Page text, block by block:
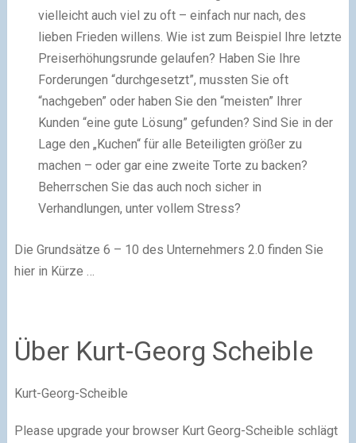
vielleicht auch viel zu oft – einfach nur nach, des
lieben Frieden willens. Wie ist zum Beispiel Ihre letzte
Preiserhöhungsrunde gelaufen? Haben Sie Ihre
Forderungen “durchgesetzt”, mussten Sie oft
“nachgeben” oder haben Sie den “meisten” Ihrer
Kunden “eine gute Lösung” gefunden? Sind Sie in der
Lage den „Kuchen“ für alle Beteiligten größer zu
machen – oder gar eine zweite Torte zu backen?
Beherrschen Sie das auch noch sicher in
Verhandlungen, unter vollem Stress?
Die Grundsätze 6 – 10 des Unternehmers 2.0 finden Sie
hier in Kürze …
Über Kurt-Georg Scheible
Kurt-Georg-Scheible
Please upgrade your browser Kurt Georg-Scheible schlägt